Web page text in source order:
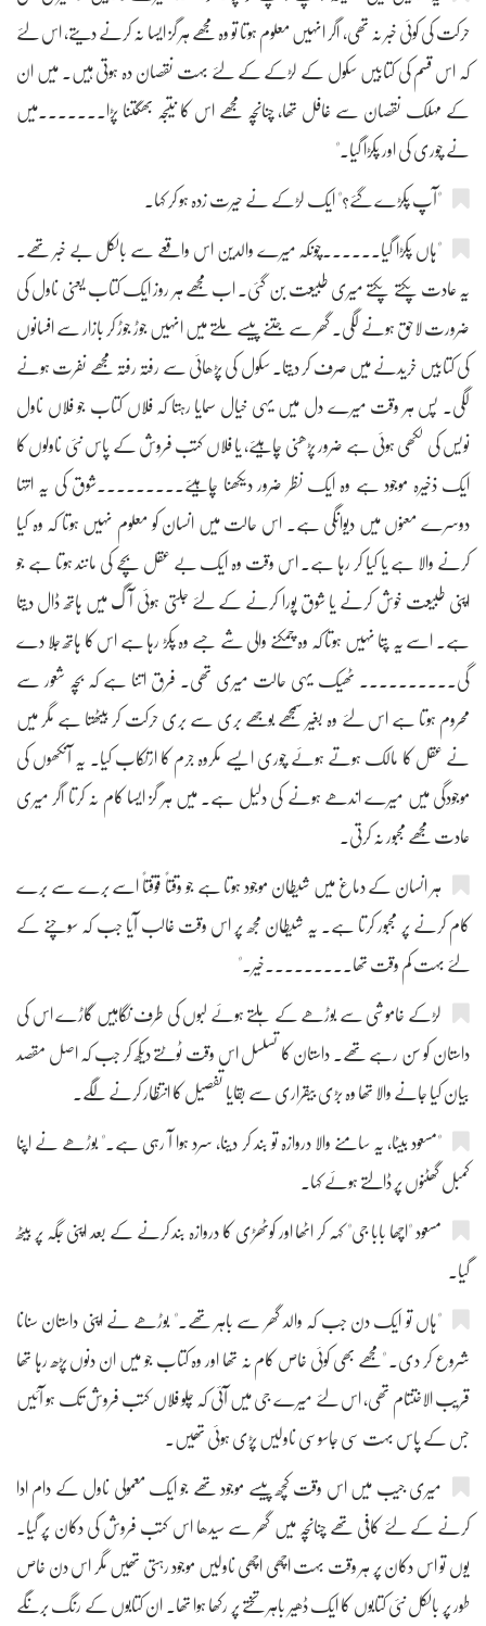
حرکت کی کوئی خبر نہ تھی، اگر انہیں معلوم ہوتا تو وہ مجھے ہر گز ایسا نہ کرنے دیتے، اس لئے
کہ اس قسم کی کتابیں سکول کے لڑکے کے لئے بہت نقصان دہ ہوتی ہیں۔ میں ان
کے مہلک نقصان سے غافل تھا، چنانچہ مجھے اس کا نتیجہ بھگتنا پڑا۔۔۔۔۔۔۔میں
نے چوری کی اور پکڑا گیا۔"
"آپ پکڑے گئے؟" ایک لڑکے نے حیرت زدہ ہو کر کہا۔
"ہاں پکڑا گیا۔۔۔۔۔۔چونکہ میرے والدین اس واقعے سے بالکل بے خبر تھے۔
یہ عادت پکتے پکتے میری طبیعت بن گئی۔ اب مجھے ہر روز ایک کتاب یعنی ناول کی
ضرورت لاحق ہونے لگی۔ گھر سے جتنے پیسے ملتے میں انہیں جوڑ جوڑ کر بازار سے افسانوں
کی کتابیں خریدنے میں صرف کر دیتا۔ سکول کی پڑھائی سے رفتہ رفتہ مجھے نفرت ہونے
لگی۔ پس ہر وقت میرے دل میں یہی خیال سمایا رہتا کہ فلاں کتاب جو فلاں ناول
نویس کی لکھی ہوئی ہے ضرور پڑھنی چاہیئے، یا فلاں کتب فروش کے پاس نئی ناولوں کا
ایک ذخیرہ موجود ہے وہ ایک نظر ضرور دیکھنا چاہیئے۔۔۔۔۔۔۔۔۔شوق کی یہ انتہا
دوسرے معنوں میں دیوانگی ہے۔ اس حالت میں انسان کو معلوم نہیں ہوتا کہ وہ کیا
کرنے والا ہے یا کیا کر رہا ہے۔ اس وقت وہ ایک بے عقل بچے کی مانند ہوتا ہے جو
اپنی طبیعت خوش کرنے یا شوق پورا کرنے کے لئے جلتی ہوئی آگ میں ہاتھ ڈال دیتا
ہے۔ اسے یہ پتا نہیں ہوتا کہ وہ چمکنے والی شے جسے وہ پکڑ رہا ہے اس کا ہاتھ جلا دے
گی۔۔۔۔۔۔۔۔۔۔ ٹھیک یہی حالت میری تھی۔ فرق اتنا ہے کہ بچہ شعور سے
محروم ہوتا ہے اس لئے وہ بغیر سمجھے بوجھے بری سے بری حرکت کر بیٹھتا ہے مگر میں
نے عقل کا مالک ہوتے ہوئے چوری ایسے مکروہ جرم کا ارتکاب کیا۔ یہ آنکھوں کی
موجودگی میں میرے اندھے ہونے کی دلیل ہے۔ میں ہر گز ایسا کام نہ کرتا اگر میری
عادت مجھے مجبور نہ کرتی۔
ہر انسان کے دماغ میں شیطان موجود ہوتا ہے جو وقتاً فوقتاً اسے برے سے برے
کام کرنے پر مجبور کرتا ہے۔ یہ شیطان مجھ پر اس وقت غالب آیا جب کہ سوچنے کے
لئے بہت کم وقت تھا۔۔۔۔۔۔۔۔۔خیر۔"
لڑکے خاموشی سے بوڑھے کے ہلتے ہوئے لبوں کی طرف نگاہیں گاڑے اس کی
داستان کو سن رہے تھے۔ داستان کا تسلسل اس وقت ٹوٹتے دیکھ کر جب کہ اصل مقصد
بیان کیا جانے والا تھا وہ بڑی بیقراری سے بقایا تفصیل کا انتظار کرنے لگے۔
"مسعود بیٹا، یہ سامنے والا دروازہ تو بند کر دینا، سرد ہوا آ رہی ہے۔" بوڑھے نے اپنا
کمبل گھٹنوں پر ڈالتے ہوئے کہا۔
مسعود "اچھا بابا جی" کہہ کر اٹھا اور کوٹھڑی کا دروازہ بند کرنے کے بعد اپنی جگہ پر بیٹھ
گیا۔
"ہاں تو ایک دن جب کہ والد گھر سے باہر تھے۔" بوڑھے نے اپنی داستان سنانا
شروع کر دی۔ "مجھے بھی کوئی خاص کام نہ تھا اور وہ کتاب جو میں ان دنوں پڑھ رہا تھا
قریب الاختتام تھی، اس لئے میرے جی میں آئی کہ چلو فلاں کتب فروش تک ہو آئیں
جس کے پاس بہت سی جاسوسی ناولیں پڑی ہوئی تھیں۔
میری جیب میں اس وقت کچھ پیسے موجود تھے جو ایک معمولی ناول کے دام ادا
کرنے کے لئے کافی تھے چنانچہ میں گھر سے سیدھا اس کتب فروش کی دکان پر گیا۔
یوں تو اس دکان پر ہر وقت بہت اچھی اچھی ناولیں موجود رہتی تھیں مگر اس دن خاص
طور پر بالکل نئی کتابوں کا ایک ڈھیر باہر تختے پر رکھا ہوا تھا۔ ان کتابوں کے رنگ برنگے